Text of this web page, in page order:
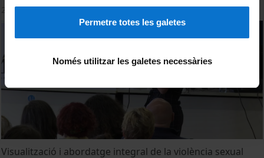
Permetre totes les galetes
Només utilitzar les galetes necessàries
25 Noviembre, 2021
Visualització i abordatge integral de la violència sexual